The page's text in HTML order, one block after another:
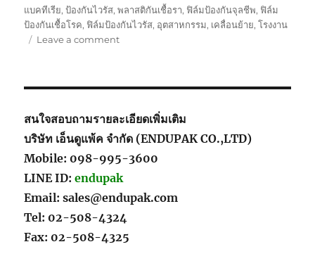
แบคทีเรีย,ป้องกันไวรัส,พลาสติกันเชื้อรา, ฟิล์มป้องกันจุลชีพ, ฟิล์ม
ป้องกันเชื้อโรค, ฟิล์มป้องกันไวรัส, อุตสาหกรรม, เคลื่อนย้าย,โรงงาน
Leave a commenton
ที่รัก
ใน
เรียบ
ง่าย
ดูแล
สนใจสอบถามรายละเอียดเพิ่มเติม
บริษัท เอ็นดูแพ้ค จำกัด (ENDUPAK CO.,LTD)
Mobile: 098-995-3600
LINE ID:endupak
Email: sales@endupak.com
Tel: 02-508-4324
Fax: 02-508-4325